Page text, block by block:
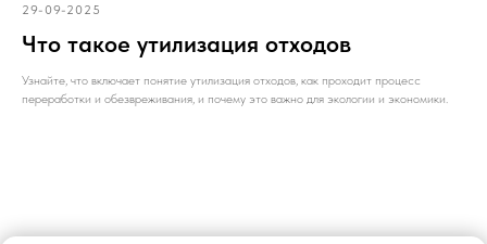
29-09-2025
Что такое утилизация отходов
Узнайте, что включает понятие утилизация отходов, как проходит процесс
переработки и обезвреживания, и почему это важно для экологии и экономики.